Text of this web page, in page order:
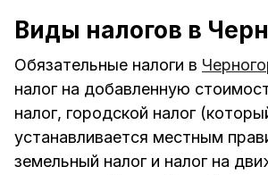
Виды налогов в
Обязательные налоги в
налог на добавленную
налог, городской налог
устанавливается местным
земельный налог и налог на